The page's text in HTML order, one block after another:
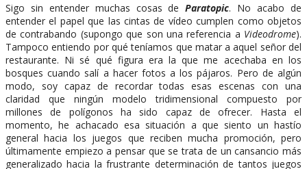
Sigo sin entender muchas cosas deParatopic. No acabo de
entender el papel que las cintas de vídeo cumplen como objetos
de contrabando (supongo que son una referencia a Videodrome).
Tampoco entiendo por qué teníamos que matar a aquel señor del
restaurante. Ni sé qué figura era la que me acechaba en los
bosques cuando salí a hacer fotos a los pájaros. Pero de algún
modo, soy capaz de recordar todas esas escenas con una
claridad que ningún modelo tridimensional compuesto por
millones de polígonos ha sido capaz de ofrecer. Hasta el
momento, he achacado esa situación a que siento un hastío
general hacia los juegos que reciben mucha promoción, pero
últimamente empiezo a pensar que se trata de un cansancio más
generalizado hacia la frustrante determinación de tantos juegos